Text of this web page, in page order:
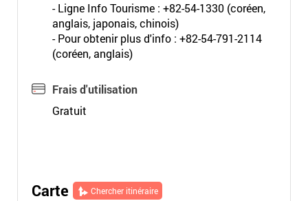
- Ligne Info Tourisme : +82-54-1330 (coréen,
anglais, japonais, chinois)
- Pour obtenir plus d'info : +82-54-791-2114
(coréen, anglais)
Frais d'utilisation
Gratuit
Carte Chercher itinéraire